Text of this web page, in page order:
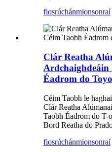
fiosrúchánmionsonraí
Clár Reatha
Ardchaighdeáin
Éadrom do
Céim Taobh le
Clár Reatha
Taobh Éadrom do T-
Bord Reatha do
fiosrúchánmionsonraí